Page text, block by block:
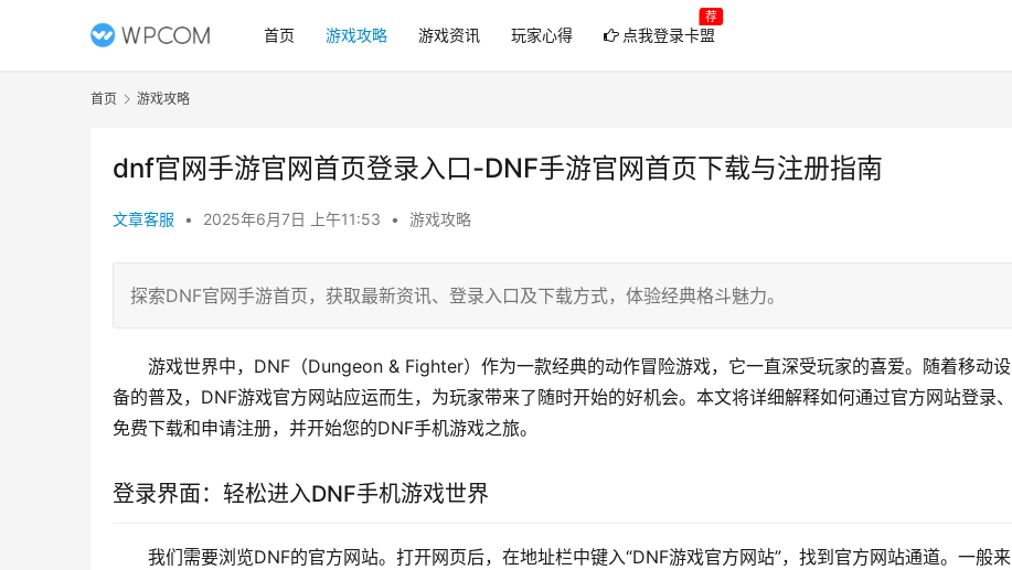
首页 游戏攻略 游戏资讯 玩家心得 点我登录卡盟
荐
首页 游戏攻略
dnf官网手游官网首页登录入口-DNF手游官网首页下载与注册指南
文章客服 • 2025年6月7日 上午11:53 • 游戏攻略
探索DNF官网手游首页，获取最新资讯、登录入口及下载方式，体验经典格斗魅力。
游戏世界中，DNF（Dungeon & Fighter）作为一款经典的动作冒险游戏，它一直深受玩家的喜爱。随着移动设
备的普及，DNF游戏官方网站应运而生，为玩家带来了随时开始的好机会。本文将详细解释如何通过官方网站登录、
免费下载和申请注册，并开始您的DNF手机游戏之旅。
登录界面：轻松进入DNF手机游戏世界
我们需要浏览DNF的官方网站。打开网页后，在地址栏中键入“DNF游戏官方网站”，找到官方网站通道。一般来